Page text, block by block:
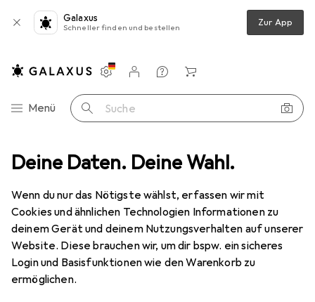
Deine Daten. Deine Wahl.
Wenn du nur das Nötigste wählst, erfassen wir mit
Cookies und ähnlichen Technologien Informationen zu
deinem Gerät und deinem Nutzungsverhalten auf unserer
Website. Diese brauchen wir, um dir bspw. ein sicheres
Login und Basisfunktionen wie den Warenkorb zu
ermöglichen.
Galaxus
Schneller finden und bestellen Zur App
Navigation nach Kategorien
Menü Suche
Einstellungen
Kundenkonto
Vergleichslisten
Merklisten
Warenkorb
Serverschrank Digitus DN-19 DOOR-09-U-S-1
Digitus DN-19 DOOR-09-U-S-1
10.86 HE, 19 Zoll Rack
Zubehör für Digitus DN-19
DOOR-09-U-S-1